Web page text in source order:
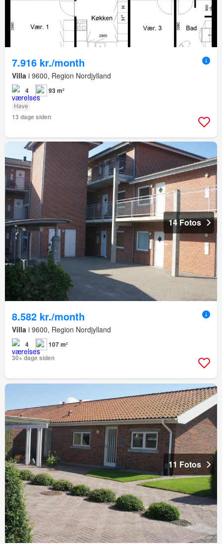
7.916 kr./month
Villa i 9600, Region Nordjylland
4 93 m²
Have
13 dage siden
14 Fotos
8.582 kr./month
Villa i 9600, Region Nordjylland
4
107 m²
30+ dage siden
11 Fotos